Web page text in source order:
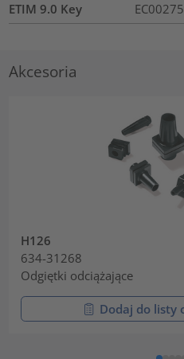
ETIM 9.0 Key
Akcesoria
H126
634-31268
Odgiętki odciążające
Dodaj do listy